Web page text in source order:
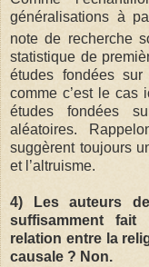
généralisations à
note de recherche
statistique de
études fondées
comme c’est le cas
études fondées
aléatoires.
suggèrent toujours
et l’altruisme.
4) Les auteurs
suffisamment
relation entre la
causale ? Non.